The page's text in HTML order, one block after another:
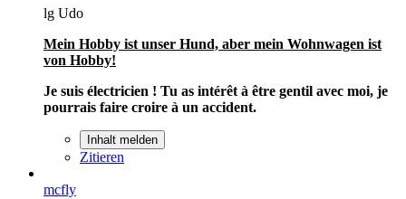
lg Udo
Mein Hobby ist unser Hund, aber mein Wohnwagen ist
von Hobby!
Je suis électricien ! Tu as intérêt à être gentil avec moi, je
pourrais faire croire à un accident.
Inhalt melden
Zitieren
mcfly